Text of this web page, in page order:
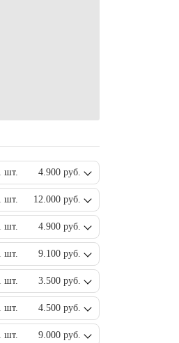
шт. 4.900 руб.
шт. 12.000 руб.
шт. 4.900 руб.
шт. 9.100 руб.
шт. 3.500 руб.
шт. 4.500 руб.
шт. 9.000 руб.